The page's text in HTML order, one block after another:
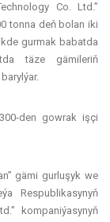
Co. Ltd.”
tonna deň bolan iki
gurmak babatda
täze gämileriň
den gowrak işçi
gämi gurluşyk we
Respublikasynyň
kompaniýasynyň